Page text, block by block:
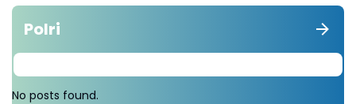
Polri
No posts found.